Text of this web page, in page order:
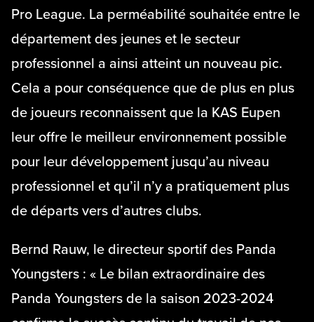
Pro League. La perméabilité souhaitée entre le
département des jeunes et le secteur
professionnel a ainsi atteint un nouveau pic.
Cela a pour conséquence que de plus en plus
de joueurs reconnaissent que la KAS Eupen
leur offre le meilleur environnement possible
pour leur développement jusqu’au niveau
professionnel et qu’il n’y a pratiquement plus
de départs vers d’autres clubs.
Bernd Rauw, le directeur sportif des Panda
Youngsters : « Le bilan extraordinaire des
Panda Youngsters de la saison 2023-2024